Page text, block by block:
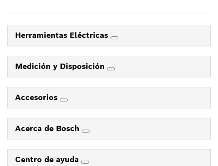
Herramientas Eléctricas
Medición y Disposición
Accesorios
Acerca de Bosch
Centro de ayuda